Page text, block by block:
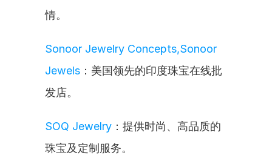
情。
Sonoor Jewelry Concepts,Sonoor
Jewels ：美国领先的印度珠宝在线批
发店。
SOQ Jewelry ：提供时尚、高品质的
珠宝及定制服务。